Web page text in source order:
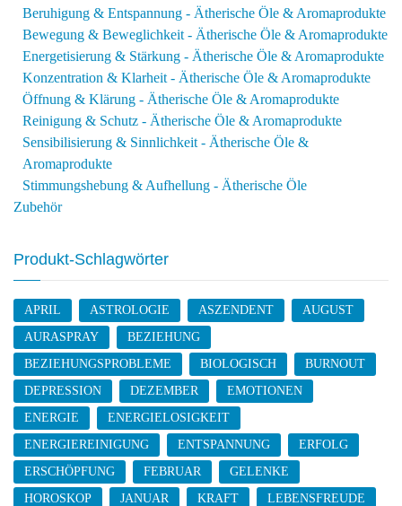
Beruhigung & Entspannung - Ätherische Öle & Aromaprodukte
Bewegung & Beweglichkeit - Ätherische Öle & Aromaprodukte
Energetisierung & Stärkung - Ätherische Öle & Aromaprodukte
Konzentration & Klarheit - Ätherische Öle & Aromaprodukte
Öffnung & Klärung - Ätherische Öle & Aromaprodukte
Reinigung & Schutz - Ätherische Öle & Aromaprodukte
Sensibilisierung & Sinnlichkeit - Ätherische Öle &
Aromaprodukte
Stimmungshebung & Aufhellung - Ätherische Öle
Zubehör
Produkt-Schlagwörter
APRIL ASTROLOGIE ASZENDENT
AUGUST
AURASPRAY
BEZIEHUNG
BEZIEHUNGSPROBLEME
BIOLOGISCH
BURNOUT
DEPRESSION
DEZEMBER
EMOTIONEN
ENERGIE
ENERGIELOSIGKEIT
ENERGIEREINIGUNG
ENTSPANNUNG
ERFOLG
ERSCHÖPFUNG
FEBRUAR
GELENKE
HOROSKOP
JANUAR KRAFT
LEBENSFREUDE